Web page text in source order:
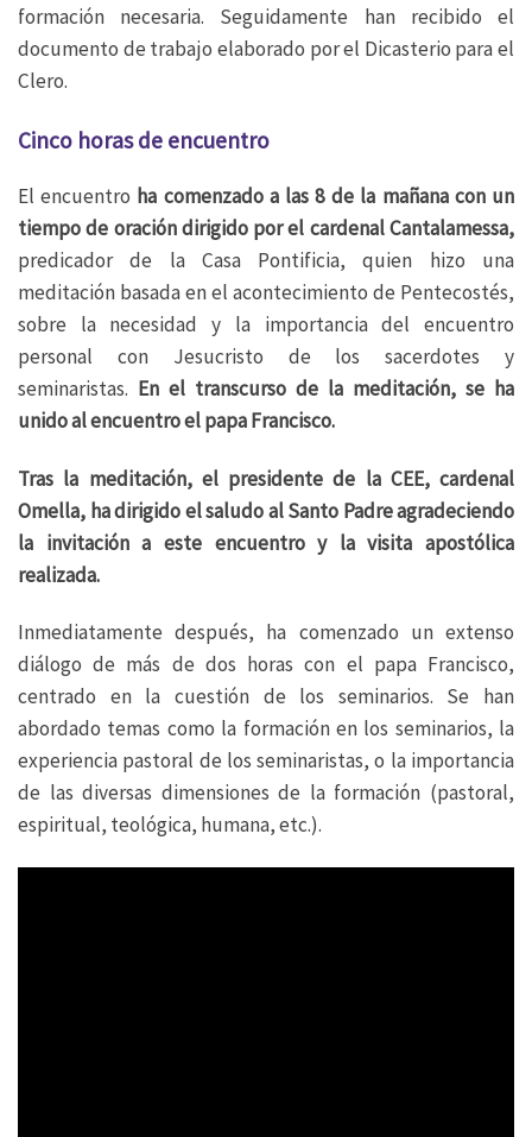
formación necesaria. Seguidamente han recibido el
documento de trabajo elaborado por el Dicasterio para el
Clero.
Cinco horas de encuentro
El encuentro ha comenzado a las 8 de la mañana con un
tiempo de oración dirigido por el cardenal Cantalamessa,
predicador de la Casa Pontificia, quien hizo una
meditación basada en el acontecimiento de Pentecostés,
sobre la necesidad y la importancia del encuentro
personal con Jesucristo de los sacerdotes y
seminaristas. En el transcurso de la meditación, se ha
unido al encuentro el papa Francisco.
Tras la meditación, el presidente de la CEE, cardenal
Omella, ha dirigido el saludo al Santo Padre agradeciendo
la invitación a este encuentro y la visita apostólica
realizada.
Inmediatamente después, ha comenzado un extenso
diálogo de más de dos horas con el papa Francisco,
centrado en la cuestión de los seminarios. Se han
abordado temas como la formación en los seminarios, la
experiencia pastoral de los seminaristas, o la importancia
de las diversas dimensiones de la formación (pastoral,
espiritual, teológica, humana, etc.).